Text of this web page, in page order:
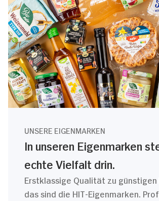
UNSERE EIGENMARKEN
In unseren Eigenmarken
echte Vielfalt drin.
Erstklassige Qualität zu günstigen
das sind die HIT-Eigenmarken.